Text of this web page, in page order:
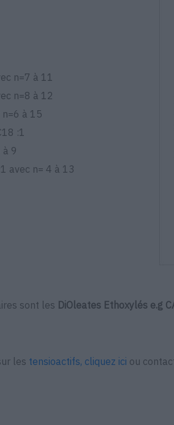
n=7 à 11
n=8 à 12
n=6 à 15
:1
9
avec n= 4 à 13
sont les DiOleates Ethoxylés e.g
les tensioactifs, cliquez ici ou